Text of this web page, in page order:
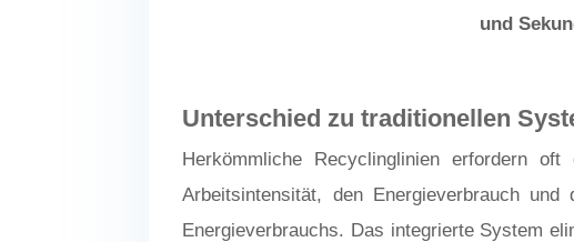
und
Unterschied zu traditionellen
Herkömmliche Recyclinglinien erfordern
Arbeitsintensität, den Energieverbrauch
Energieverbrauchs. Das integrierte System